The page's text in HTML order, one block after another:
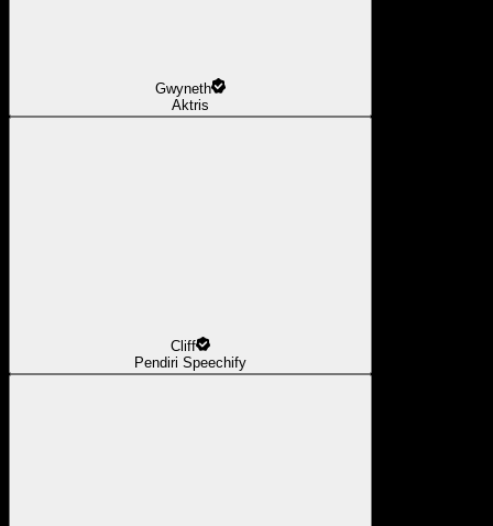
Gwyneth
Aktris
Cliff
Pendiri Speechify